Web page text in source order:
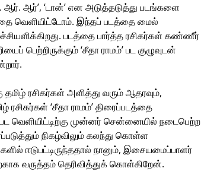
ஆர். ஆர்’, ‘டான்’ என அடுத்தடுத்து படங்களை
வெளியிட்டோம். இந்தப் படத்தை மைல்
படத்தை பார்த்த ரசிகர்கள் கண்ணீர்
பெற்றிருக்கும் ‘சீதா ராமம்’ பட குழுவுடன்
தமிழ் ரசிகர்கள் அளித்து வரும் ஆதரவும்,
ரசிகர்கள் ‘சீதா ராமம்’ திரைப்படத்தை
வெளியிட்டிற்கு முன்னர் சென்னையில் நடைபெற்ற
நிகழ்விலும் கலந்து கொள்ள
ஈடுபட்டிருந்ததால் நானும், இசையமைப்பாளர்
வருத்தம் தெரிவித்துக் கொள்கிறேன்.